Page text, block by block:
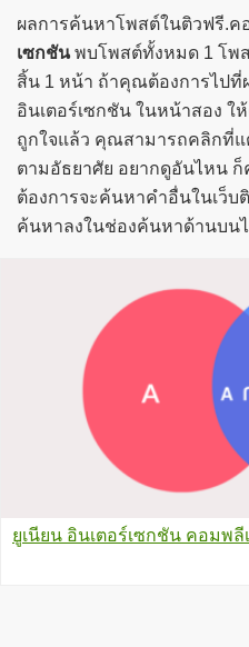
ผลการค้นหาโพสต์ในติวฟรี.
เซกชันพบโพสต์ทั้งหมด 1 โพ
สิ้น 1 หน้า ถ้าคุณต้องการไป
อินเตอร์เซกชัน ในหน้าสอง
ถูกใจแล้ว คุณสามารถคลิกที่แ
ตามอัธยาศัย อยากดูอันไหน
ต้องการจะค้นหาคำอื่นในเว็
ค้นหาลงในช่องค้นหาด้านบนไ
ยูเนียน อินเตอร์เซกชัน คอมพลี